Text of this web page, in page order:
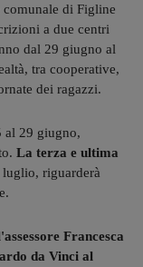
di Figline
a due centri
dal 29 giugno al
tra cooperative,
dei ragazzi.
al 29 giugno,
La terza e ultima
riguarderà
Francesca
da Vinci al